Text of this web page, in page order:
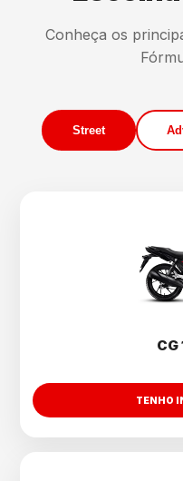
Conheça os
Street
TENHO